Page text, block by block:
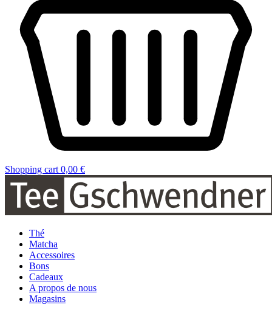
Shopping cart 0,00 €
Thé
Matcha
Accessoires
Bons
Cadeaux
A propos de nous
Magasins